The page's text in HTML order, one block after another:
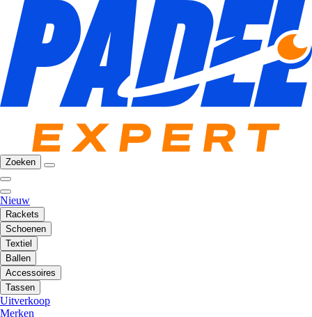
Zoeken
Nieuw
Rackets
Schoenen
Textiel
Ballen
Accessoires
Tassen
Uitverkoop
Merken